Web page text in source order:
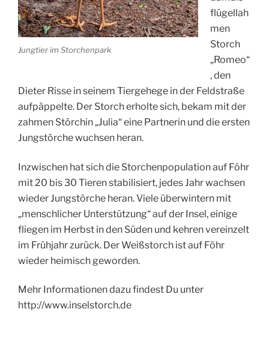
Jungtier im Storchenpark
flügellah
men
Storch
„Romeo“
, den
Dieter Risse in seinem Tiergehege in der Feldstraße
aufpäppelte. Der Storch erholte sich, bekam mit der
zahmen Störchin „Julia“ eine Partnerin und die ersten
Jungstörche wuchsen heran.
Inzwischen hat sich die Storchenpopulation auf Föhr
mit 20 bis 30 Tieren stabilisiert, jedes Jahr wachsen
wieder Jungstörche heran. Viele überwintern mit
„menschlicher Unterstützung“ auf der Insel, einige
fliegen im Herbst in den Süden und kehren vereinzelt
im Frühjahr zurück. Der Weißstorch ist auf Föhr
wieder heimisch geworden.
Mehr Informationen dazu findest Du unter
http://www.inselstorch.de